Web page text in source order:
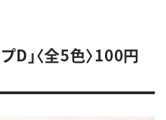
D」〈全5色〉100円